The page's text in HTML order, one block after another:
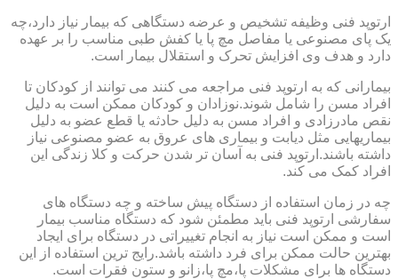
ارتوپد فنی وظیفه تشخیص و عرضه دستگاهی که بیمار نیاز دارد،چه
یک پای مصنوعی یا مفاصل مچ پا یا کفش طبی مناسب را بر عهده
دارد و هدف وی افزایش تحرک و استقلال بیمار است.
بیمارانی که به ارتوپد فنی مراجعه می کنند می توانند از کودکان تا
افراد مسن را شامل شوند.نوزادان و کودکان ممکن است به دلیل
نقص مادرزادی و افراد مسن به دلیل حادثه یا قطع عضو به دلیل
بیماریهایی مثل دیابت و بیماری های عروق به عضو مصنوعی نیاز
داشته باشند.ارتوپد فنی به آسان تر شدن حرکت و کلا زندگی این
افراد کمک می کند.
چه در زمان استفاده از دستگاه پیش ساخته و چه دستگاه های
سفارشی ارتوپد فنی باید مطمئن شود که دستگاه مناسب بیمار
است و ممکن است نیاز به انجام تغییراتی در دستگاه برای ایجاد
بهترین حالت ممکن برای فرد داشته باشد.رایج ترین استفاده از این
دستگاه ها برای مشکلات پا،مچ پا،زانو و ستون فقرات است.